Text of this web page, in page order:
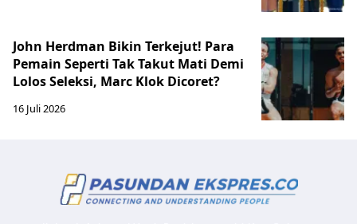
John Herdman Bikin Terkejut! Para
Pemain Seperti Tak Takut Mati Demi
Lolos Seleksi, Marc Klok Dicoret?
16 Juli 2026